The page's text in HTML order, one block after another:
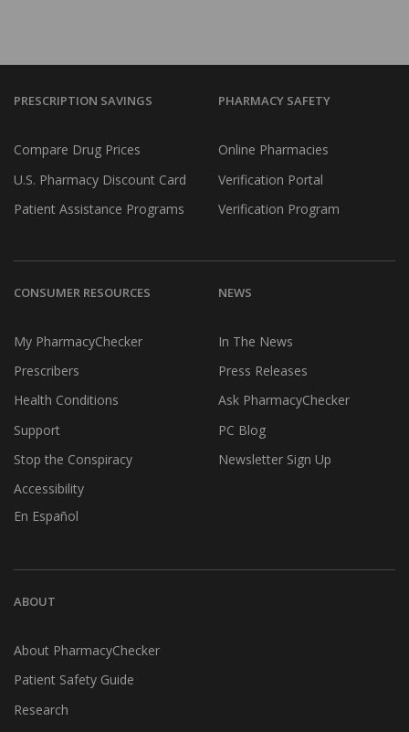
PRESCRIPTION SAVINGS
Compare Drug Prices
U.S. Pharmacy Discount Card
Patient Assistance Programs
PHARMACY SAFETY
Online Pharmacies
Verification Portal
Verification Program
CONSUMER RESOURCES
My PharmacyChecker
Prescribers
Health Conditions
Support
Stop the Conspiracy
Accessibility
En Español
NEWS
In The News
Press Releases
Ask PharmacyChecker
PC Blog
Newsletter Sign Up
ABOUT
About PharmacyChecker
Patient Safety Guide
Research